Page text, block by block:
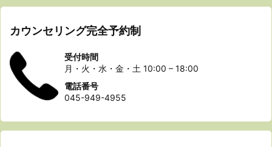
カウンセリング完全予約制
受付時間
月・火・水・金・土 10:00 – 18:00
電話番号
045-949-4955